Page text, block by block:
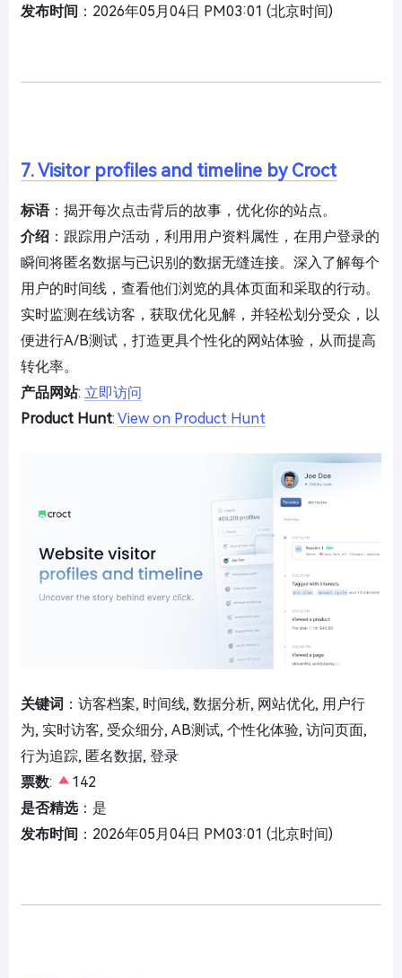
发布时间 ：2026年05月04日 PM03:01 (北京时间)
7. Visitor profiles and timeline by Croct
标语：揭开每次点击背后的故事，优化你的站点。
介绍 ：跟踪用户活动，利用用户资料属性，在用户登录的
瞬间将匿名数据与已识别的数据无缝连接。深入了解每个
用户的时间线，查看他们浏览的具体页面和采取的行动。
实时监测在线访客，获取优化见解，并轻松划分受众，以
便进行A/B测试，打造更具个性化的网站体验，从而提高
转化率。
产品网站: 立即访问
Product Hunt: View on Product Hunt
关键词 ：访客档案, 时间线, 数据分析, 网站优化, 用户行
为, 实时访客, 受众细分, AB测试, 个性化体验, 访问页面,
行为追踪, 匿名数据, 登录
票数:
142
是否精选：是
发布时间 ：2026年05月04日 PM03:01 (北京时间)